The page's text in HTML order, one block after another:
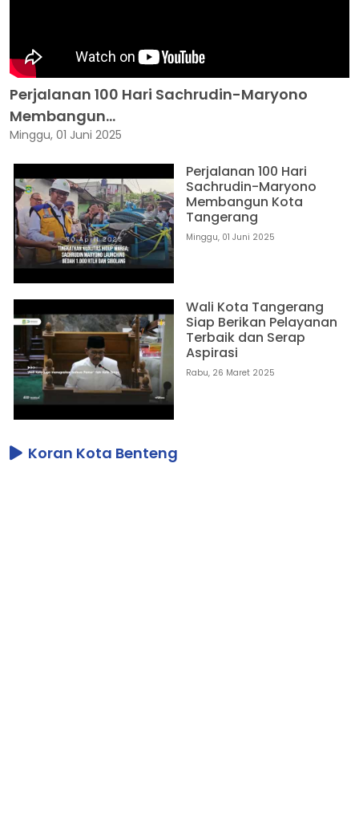
Perjalanan 100 Hari Sachrudin-Maryono
Membangun...
Minggu, 01 Juni 2025
Perjalanan 100 Hari
Sachrudin-Maryono
Membangun Kota
Tangerang
Minggu, 01 Juni 2025
Wali Kota Tangerang
Siap Berikan Pelayanan
Terbaik dan Serap
Aspirasi
Rabu, 26 Maret 2025
Koran Kota Benteng